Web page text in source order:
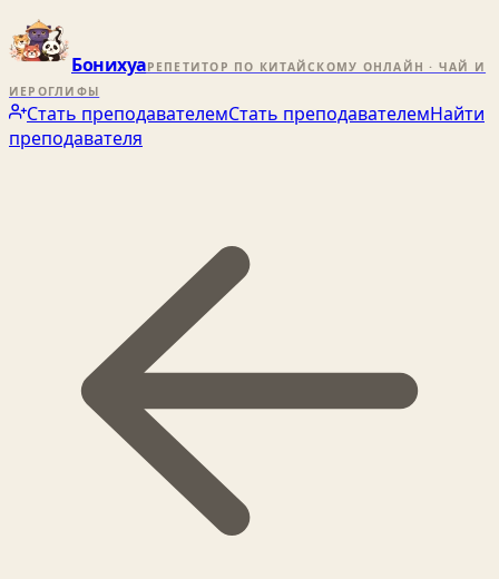
БонихуаРЕПЕТИТОР ПО КИТАЙСКОМУ ОНЛАЙН · ЧАЙ И
ИЕРОГЛИФЫ
Стать преподавателемСтать преподавателемНайти
преподавателя